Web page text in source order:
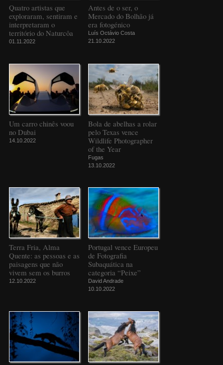
Quatro artistas que
exploraram, sentiram e
interpretaram o
território do Naturcôa
01.11.2022
Antes de o ser, o
Mercado do Bolhão já
era fotogénico
Luís Octávio Costa
21.10.2022
Um carro chinês voou
no Dubai
14.10.2022
Bola de abelhas a rolar
pelo Texas vence
Wildlife Photographer
of the Year
Fugas
13.10.2022
Terra Fria, Alma
Quente: as pessoas e as
paisagens que não
vivem sem os burros
12.10.2022
Portugal vence Europeu
de Fotografia
Subaquática na
categoria “Peixe”
David Andrade
10.10.2022